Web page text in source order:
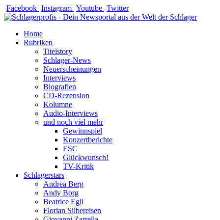
Zum
Inhalt
Facebook Instagram Youtube Twitter
Home
Rubriken
Titelstory
Schlager-News
Neuerscheinungen
Interviews
Biografien
CD-Rezension
Kolumne
Audio-Interviews
und noch viel mehr
Gewinnspiel
Konzertberichte
ESC
Glückwunsch!
TV-Kritik
Schlagerstars
Andrea Berg
Andy Borg
Beatrice Egli
Florian Silbereisen